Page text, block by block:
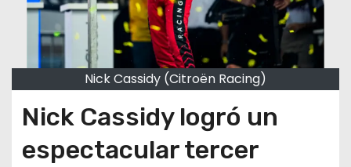
Nick Cassidy (Citroën Racing)
Nick Cassidy logró un
espectacular tercer